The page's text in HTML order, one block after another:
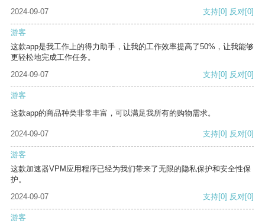
2024-09-07
支持[0] 反对[0]
游客
这款app是我工作上的得力助手，让我的工作效率提高了50%，让我能够
更轻松地完成工作任务。
2024-09-07
支持[0] 反对[0]
游客
这款app的商品种类非常丰富，可以满足我所有的购物需求。
2024-09-07 支持[0] 反对[0]
游客
这款加速器VPM应用程序已经为我们带来了无限的隐私保护和安全性保
护。
2024-09-07
支持[0] 反对[0]
游客